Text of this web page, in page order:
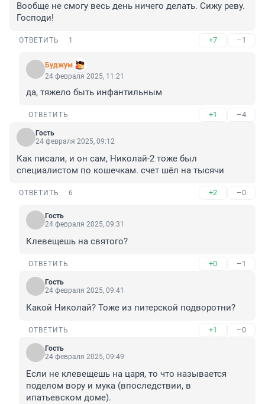
Вообще не смогу весь день ничего делать. Сижу реву.
Господи!
ОТВЕТИТЬ 1 +7 –1
Буджум
24 февраля 2025, 11:21
да, тяжело быть инфантильным
ОТВЕТИТЬ +1 –4
Гость
24 февраля 2025, 09:12
Как писали, и он сам, Николай-2 тоже был
специалистом по кошечкам. счет шёл на тысячи
ОТВЕТИТЬ 6 +2 –0
Гость
24 февраля 2025, 09:31
Клевещешь на святого?
ОТВЕТИТЬ +0 –1
Гость
24 февраля 2025, 09:41
Какой Николай? Тоже из питерской подворотни?
ОТВЕТИТЬ +1 –0
Гость
24 февраля 2025, 09:49
Если не клевещешь на царя, то что называется
поделом вору и мука (впоследствии, в
ипатьевском доме).